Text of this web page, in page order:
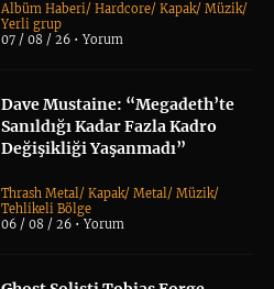
Albüm Haberi/Hardcore/Kapak/Müzik/
Yerli grup
07 / 08 / 26 •Yorum
Dave Mustaine: “Megadeth’te
Sanıldığı Kadar Fazla Kadro
Değişikliği Yaşanmadı”
Thrash Metal/Kapak/Metal/Müzik/
Tehlikeli Bölge
06 / 08 / 26 •Yorum